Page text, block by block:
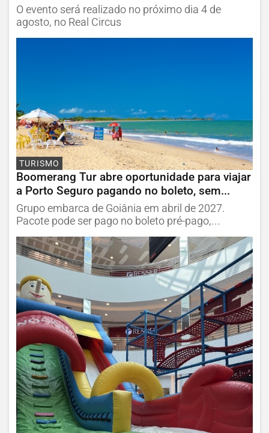
O evento será realizado no próximo dia 4 de
agosto, no Real Circus
TURISMO
Boomerang Tur abre oportunidade para viajar
a Porto Seguro pagando no boleto, sem...
Grupo embarca de Goiânia em abril de 2027.
Pacote pode ser pago no boleto pré-pago,...